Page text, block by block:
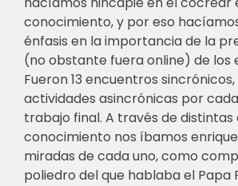
conocimiento, y por eso
énfasis en la importancia de la
(no obstante fuera online) de los
Fueron 13 encuentros
actividades asincrónicas por
trabajo final. A través de distintas
conocimiento nos íbamos
miradas de cada uno, como
poliedro del que hablaba el Papa